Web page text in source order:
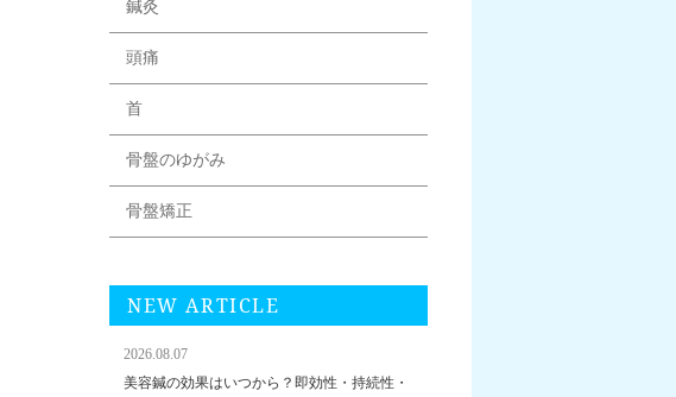
鍼灸
頭痛
首
骨盤のゆがみ
骨盤矯正
NEW ARTICLE
2026.08.07
美容鍼の効果はいつから？即効性・持続性・